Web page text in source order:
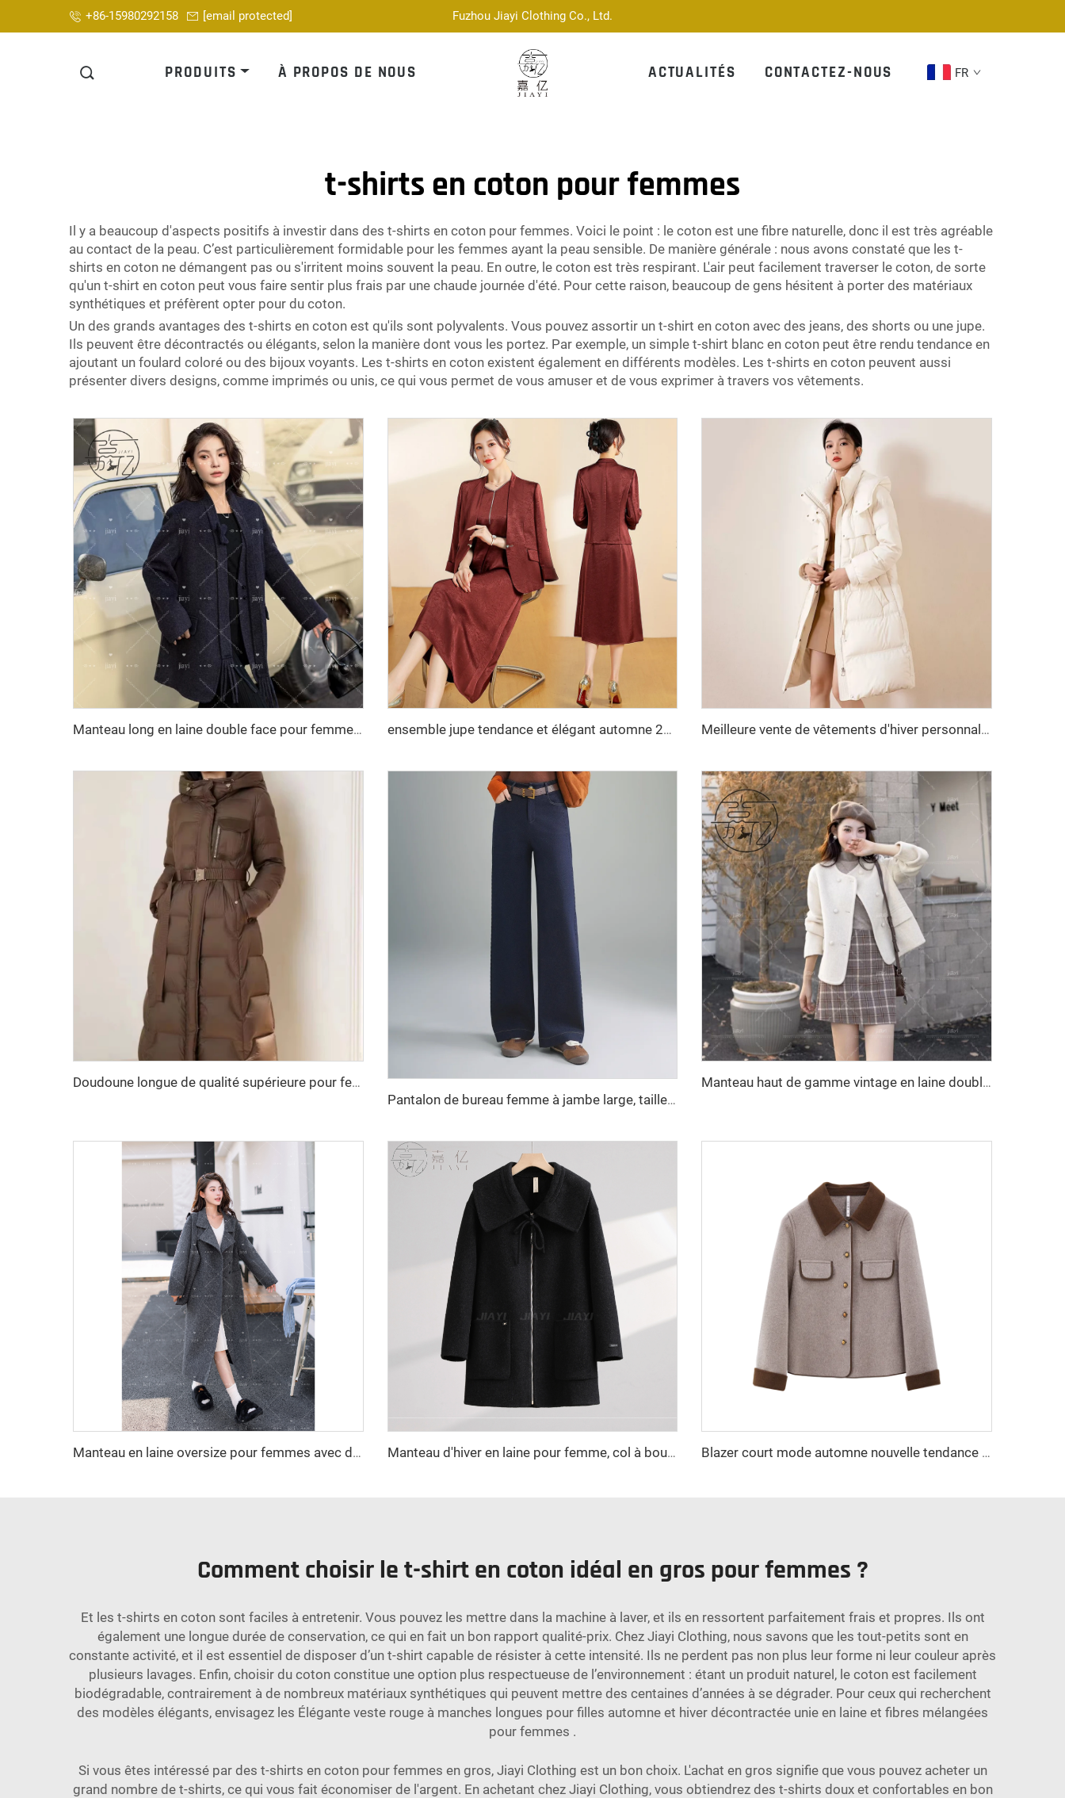
+86-15980292158 [email protected] Fuzhou Jiayi Clothing Co., Ltd.
PRODUITS À PROPOS DE NOUS ACTUALITÉS CONTACTEZ-NOUS FR
t-shirts en coton pour femmes
Il y a beaucoup d'aspects positifs à investir dans des t-shirts en coton pour femmes. Voici le point : le coton est une fibre naturelle, donc il est très agréable
au contact de la peau. C’est particulièrement formidable pour les femmes ayant la peau sensible. De manière générale : nous avons constaté que les t-
shirts en coton ne démangent pas ou s'irritent moins souvent la peau. En outre, le coton est très respirant. L'air peut facilement traverser le coton, de sorte
qu'un t-shirt en coton peut vous faire sentir plus frais par une chaude journée d'été. Pour cette raison, beaucoup de gens hésitent à porter des matériaux
synthétiques et préfèrent opter pour du coton.
Un des grands avantages des t-shirts en coton est qu'ils sont polyvalents. Vous pouvez assortir un t-shirt en coton avec des jeans, des shorts ou une jupe.
Ils peuvent être décontractés ou élégants, selon la manière dont vous les portez. Par exemple, un simple t-shirt blanc en coton peut être rendu tendance en
ajoutant un foulard coloré ou des bijoux voyants. Les t-shirts en coton existent également en différents modèles. Les t-shirts en coton peuvent aussi
présenter divers designs, comme imprimés ou unis, ce qui vous permet de vous amuser et de vous exprimer à travers vos vêtements.
Manteau long en laine double face pour femmes, fait main, imperméable longueur mi-longue pour printemps et hiver, manteau ajusté à fermeture croisée simple ensemble jupe tendance et élégant automne 2025, veste à col en V, ensemble deux pièces Meilleure vente de vêtements d'hiver personnalisés pour femmes, vestes doudounes, longue doudoune type bubble pour femmes
Doudoune longue de qualité supérieure pour femmes parka d'hiver avec col capuche ceinture épaisse chaleur doublée coupe-vent manteau extérieur
Pantalon de bureau femme à jambe large, taille haute, respirant, teinture unie, couleur unie, longue fermeture éclair, anti-froissage, ceinture à boucler
Manteau haut de gamme vintage en laine double face long automne/hiver décontracté petits revers croisé décor en fourrure de mouton
Manteau en laine oversize pour femmes avec décoration logo, vêtement d'extérieur automne-hiver, long manteau uni teint en plein, en cuir, rembourré de cachemire Manteau d'hiver en laine pour femme, col à bouton unique, garni de plumes, boutonnage, très chaud et confortable, style court Blazer court mode automne nouvelle tendance pour femme en tissu mélangé vêtement d'extérieur vintage à manches longues chic féminin
Comment choisir le t-shirt en coton idéal en gros pour femmes ?
Et les t-shirts en coton sont faciles à entretenir. Vous pouvez les mettre dans la machine à laver, et ils en ressortent parfaitement frais et propres. Ils ont
également une longue durée de conservation, ce qui en fait un bon rapport qualité-prix. Chez Jiayi Clothing, nous savons que les tout-petits sont en
constante activité, et il est essentiel de disposer d’un t-shirt capable de résister à cette intensité. Ils ne perdent pas non plus leur forme ni leur couleur après
plusieurs lavages. Enfin, choisir du coton constitue une option plus respectueuse de l’environnement : étant un produit naturel, le coton est facilement
biodégradable, contrairement à de nombreux matériaux synthétiques qui peuvent mettre des centaines d’années à se dégrader. Pour ceux qui recherchent
des modèles élégants, envisagez les Élégante veste rouge à manches longues pour filles automne et hiver décontractée unie en laine et fibres mélangées
pour femmes .
Si vous êtes intéressé par des t-shirts en coton pour femmes en gros, Jiayi Clothing est un bon choix. L'achat en gros signifie que vous pouvez acheter un
grand nombre de t-shirts, ce qui vous fait économiser de l'argent. En achetant chez Jiayi Clothing, vous obtiendrez des t-shirts doux et confortables en bon